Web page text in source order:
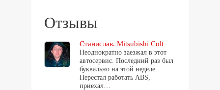
Отзывы
Станислав. Mitsubishi Colt
Неоднократно заезжал в этот
автосервис. Последний раз был
буквально на этой неделе.
Перестал работать ABS,
приехал…